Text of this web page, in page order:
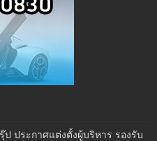
ประกาศแต่งตั้งผู้บริหาร รองรับ